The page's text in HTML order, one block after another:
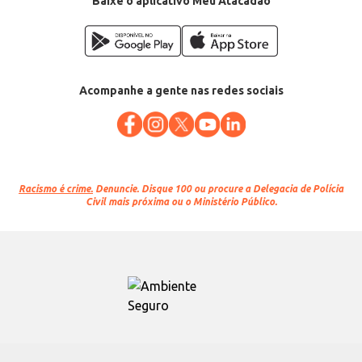
Acompanhe a gente nas redes sociais
Racismo é crime. Denuncie. Disque 100 ou procure a Delegacia de Polícia
Civil mais próxima ou o Ministério Público.